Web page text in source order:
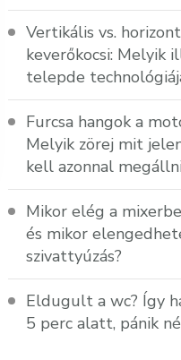
Vertikális vs.
keverőkocsi: Melyik
telepde
Furcsa hangok a
Melyik zörej mit
kell azonnal
Mikor elég a
és mikor
szivattyúzás?
Eldugult a wc? Így
5 perc alatt, pánik